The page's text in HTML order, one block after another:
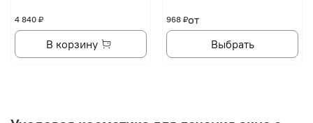
4 840 ₽
В корзину
от
968 ₽
Выбрать